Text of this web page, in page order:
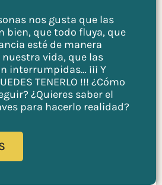
nos gusta que las
bien, que todo fluya, que
esté de manera
vida, que las
interrumpidas… ¡¡¡ Y
TENERLO !!! ¿Cómo
¿Quieres saber el
para hacerlo realidad?